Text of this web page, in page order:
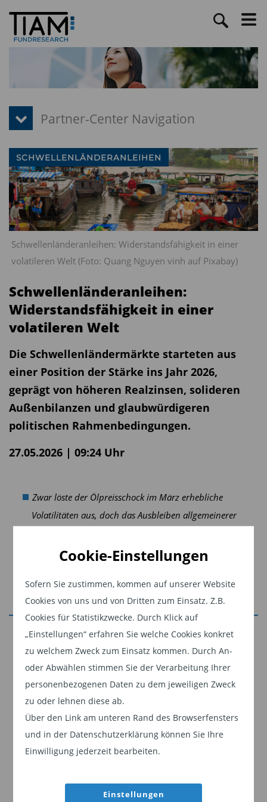
Cookie-Einstellungen
Sofern Sie zustimmen, kommen auf unserer Website
Cookies von uns und von Dritten zum Einsatz. Z.B.
Cookies für Statistikzwecke. Durch Klick auf
„Einstellungen“ erfahren Sie welche Cookies konkret
zu welchem Zweck zum Einsatz kommen. Durch An-
oder Abwählen stimmen Sie der Verarbeitung Ihrer
personenbezogenen Daten zu dem jeweiligen Zweck
zu oder lehnen diese ab.
Über den Link am unteren Rand des Browserfensters
und in der Datenschutzerklärung können Sie Ihre
Einwilligung jederzeit bearbeiten.
Einstellungen
Schwellenländeranleihen: Widerstandsfähigkeit in einer
volatileren Welt (Foto: Quang Nguyen vinh auf Pixabay)
SCHWELLENLÄNDERANLEIHEN
Schwellenländeranleihen:
Widerstandsfähigkeit in einer
volatileren Welt
Die Schwellenländermärkte starteten aus
einer Position der Stärke ins Jahr 2026,
geprägt von höheren Realzinsen, solideren
Außenbilanzen und glaubwürdigeren
politischen Rahmenbedingungen.
27.05.2026 | 09:24 Uhr
Zwar löste der Ölpreisschock im März erhebliche
Volatilitäten aus, doch das Ausbleiben allgemeinerer
Widerstandsfähigkeit der Schwellenländeranleihen im
Diese Anlageklasse profitiert weiterhin von sich
verbessernden Fundamentaldaten in vielen
Schwellenländern, gestützt durch attraktive Carry-
Erträge, niedrigere Realrenditen in den USA und einen
schwächeren Dollar.
Unsere Positionierung bleibt konstruktiv, aber selektiv:
ausgewählte Währungsanlagen, die von der Carry-
Strategie und sich verbessernden Fundamentaldaten
profitieren, während wir bei lokalen Zinsen weiterhin
Inflationsdruck in einigen Ländern Zinserhöhungszyklen
Jetzt weiterlesen
Dieser Inhalt ist für professionelle Anleger
bestimmt. Mit Klick auf "Weiter" bestätigen
Sie, dass Sie ein professioneller Anleger sind
und stimmen unserer
zu.
Weiter